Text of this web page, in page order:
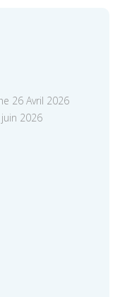
26 Avril 2026
2026